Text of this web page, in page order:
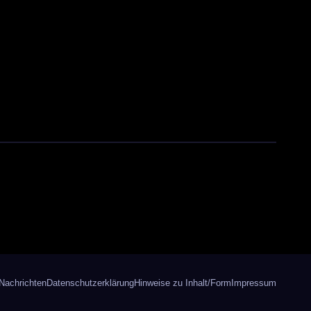
DatenschutzerklärungHinweise zu Inhalt/Form Impressum